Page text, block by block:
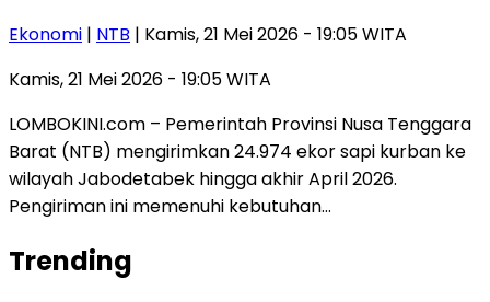
Ekonomi | NTB | Kamis, 21 Mei 2026 - 19:05 WITA
Kamis, 21 Mei 2026 - 19:05 WITA
LOMBOKINI.com – Pemerintah Provinsi Nusa Tenggara
Barat (NTB) mengirimkan 24.974 ekor sapi kurban ke
wilayah Jabodetabek hingga akhir April 2026.
Pengiriman ini memenuhi kebutuhan…
Trending